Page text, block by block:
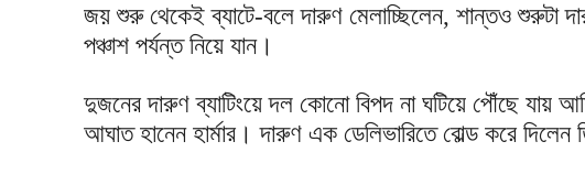
জয় শুরু থেকেই ব্যাটে-বলে দারুণ মেলাচ্ছিলেন, শান্তও শুরুটা
পঞ্চাশ পর্যন্ত নিয়ে যান।
দুজনের দারুণ ব্যাটিংয়ে দল কোনো বিপদ না ঘটিয়ে পৌঁছে যায়
আঘাত হানেন হার্মার। দারুণ এক ডেলিভারিতে বোল্ড করে দিলেন